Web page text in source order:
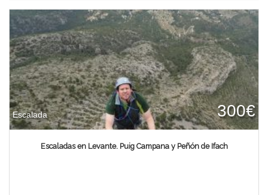
Escalada 300€
Escaladas en Levante. Puig Campana y Peñón de Ifach